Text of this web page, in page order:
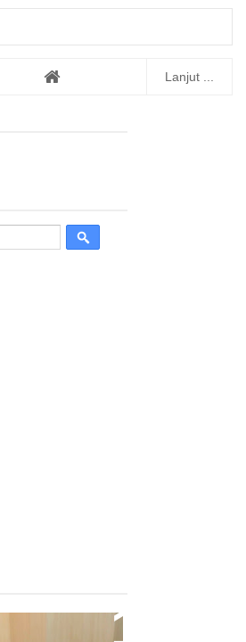
Lanjut ...